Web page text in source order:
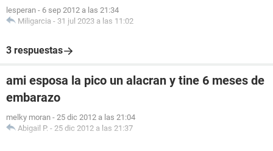
lesperan - 6 sep 2012 a las 21:34
Miligarcia - 31 jul 2023 a las 11:02
3 respuestas
ami esposa la pico un alacran y tine 6 meses de
embarazo
melky moran - 25 dic 2012 a las 21:04
Abigail P. - 25 dic 2012 a las 21:37